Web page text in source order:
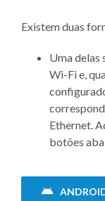
Existem duas
Uma delas
Wi-Fi e,
Ethernet.
botões